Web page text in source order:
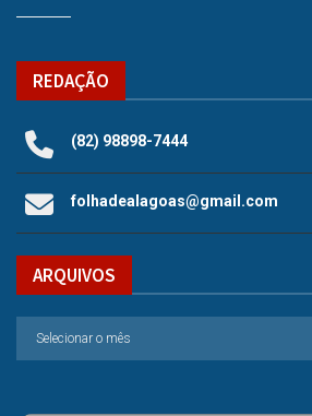
REDAÇÃO
(82) 98898-7444
folhadealagoas@gmail.com
ARQUIVOS